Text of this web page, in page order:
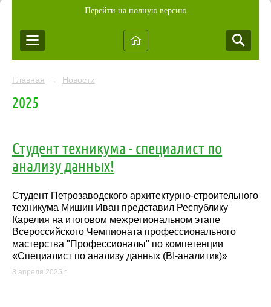
Перейти на полную версию
Главная → Новости
2025
Студент техникума - специалист по
анализу данных!
Студент Петрозаводского архитектурно-строительного
техникума Мишин Иван представил Республику
Карелия на итоговом межрегиональном этапе
Всероссийского Чемпионата профессионального
мастерства "Профессионалы" по компетенции
«Специалист по анализу данных (BI-аналитик)»
8 апреля 2025 г.